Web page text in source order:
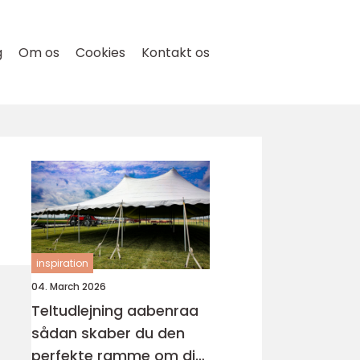
Om os Cookies Kontakt os
inspiration
04. March 2026
Teltudlejning aabenraa
sådan skaber du den
perfekte ramme om din